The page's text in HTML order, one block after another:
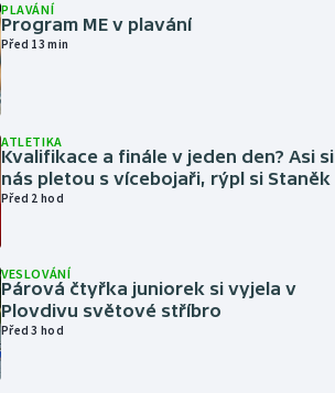
PLAVÁNÍ
Program ME v plavání
Před 13 min
ATLETIKA
Kvalifikace a finále v jeden den? Asi si
nás pletou s vícebojaři, rýpl si Staněk
Před 2 hod
VESLOVÁNÍ
Párová čtyřka juniorek si vyjela v
Plovdivu světové stříbro
Před 3 hod